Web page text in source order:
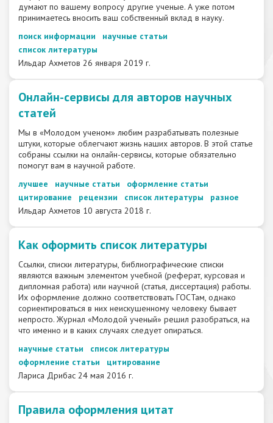
думают по вашему вопросу другие ученые. А уже потом
принимаетесь вносить ваш собственный вклад в науку.
поиск информации
научные статьи
список литературы
Ильдар Ахметов 26 января 2019 г.
Онлайн-сервисы для авторов научных
статей
Мы в «Молодом ученом» любим разрабатывать полезные
штуки, которые облегчают жизнь наших авторов. В этой статье
собраны ссылки на онлайн-сервисы, которые обязательно
помогут вам в научной работе.
лучшее
научные статьи
оформление статьи
цитирование
рецензии список литературы
разное
Ильдар Ахметов 10 августа 2018 г.
Как оформить список литературы
Ссылки, списки литературы, библиографические списки
являются важным элементом учебной (реферат, курсовая и
дипломная работа) или научной (статья, диссертация) работы.
Их оформление должно соответствовать ГОСТам, однако
сориентироваться в них неискушенному человеку бывает
непросто. Журнал «Молодой ученый» решил разобраться, на
что именно и в каких случаях следует опираться.
научные статьи
список литературы
оформление статьи
цитирование
Лариса Дрибас 24 мая 2016 г.
Правила оформления цитат